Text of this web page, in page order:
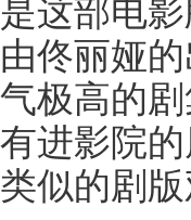
这部电
佟丽娅
极高的
进影院
似的剧